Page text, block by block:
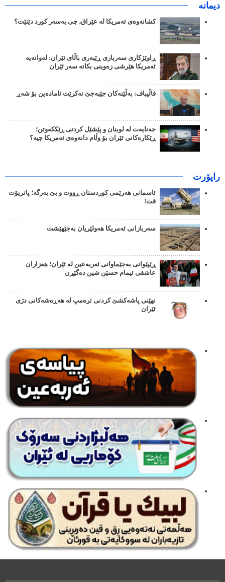
دیمانە
کشانەوەی ئەمریکا لە عێراق، چی بەسەر کورد دێنێت؟
ڕاوێژکاری سەربازی ڕێبەری باڵای ئێران: لەوانەیە
ئەمریکا هێرشی زەوینی بکاتە سەر ئێران
قاڵیباف: بەڵێنەکان جێبەجێ نەکرێت ئامادەین بۆ شەڕ
جەنایەت لە لوبنان و پێشێل کردنی ڕێککەوتن؛
ڕێکارەکانی ئێران بۆ وڵام دانەوەی ئەمریکا چیە؟
راپۆرت
ئاسمانی هەرێمی کوردستان ڕووت و بێ بەرگە؛ پاتریۆت
فت!
سەربازانی ئەمریکا هەولێریان بەجێهێشت
ڕێپێوانی بەجێماوانی ئەربەعین لە ئێران؛ هەزاران
عاشقی ئیمام حسێن شین دەگێڕن
نهێنی پاشەکشێ کردنی ترەمپ لە هەڕەشەکانی دژی
ئێران